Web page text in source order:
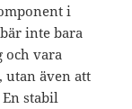
i
inte bara
och vara
utan även att
stabil